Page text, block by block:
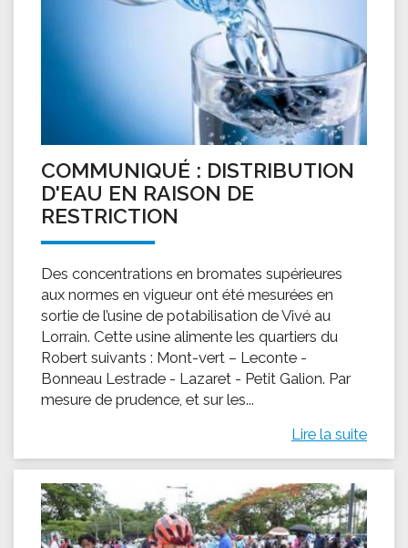
COMMUNIQUÉ : DISTRIBUTION
D'EAU EN RAISON DE
RESTRICTION
Des concentrations en bromates supérieures
aux normes en vigueur ont été mesurées en
sortie de l’usine de potabilisation de Vivé au
Lorrain. Cette usine alimente les quartiers du
Robert suivants : Mont-vert – Leconte -
Bonneau Lestrade - Lazaret - Petit Galion. Par
mesure de prudence, et sur les...
Lire la suite